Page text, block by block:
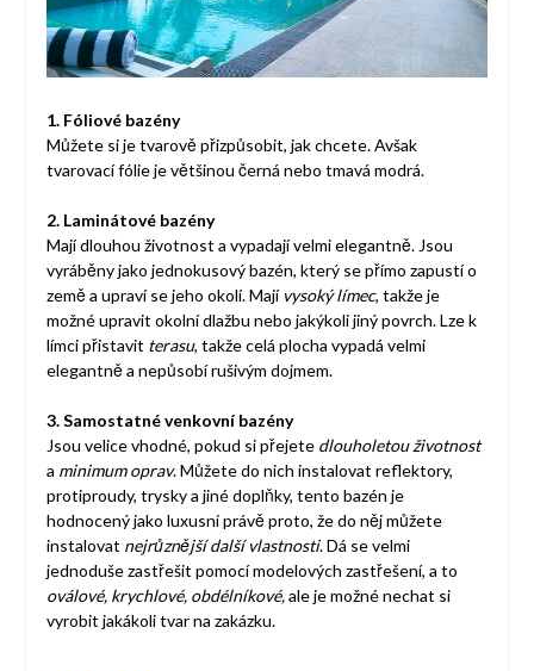
1. Fóliové bazény
Můžete si je tvarově přizpůsobit, jak chcete. Avšak
tvarovací fólie je většinou černá nebo tmavá modrá.
2. Laminátové bazény
Mají dlouhou životnost a vypadají velmi elegantně. Jsou
vyráběny jako jednokusový bazén, který se přímo zapustí o
země a upraví se jeho okolí. Mají vysoký límec, takže je
možné upravit okolní dlažbu nebo jakýkoli jiný povrch. Lze k
límci přistavit terasu, takže celá plocha vypadá velmi
elegantně a nepůsobí rušivým dojmem.
3.Samostatné venkovní bazény
Jsou velice vhodné, pokud si přejete dlouholetou životnost
a minimum oprav. Můžete do nich instalovat reflektory,
protiproudy, trysky a jiné doplňky, tento bazén je
hodnocený jako luxusní právě proto, že do něj můžete
instalovat nejrůznější další vlastnosti. Dá se velmi
jednoduše zastřešit pomocí modelových zastřešení, a to
oválové, krychlové, obdélníkové,ale je možné nechat si
vyrobit jakákoli tvar na zakázku.